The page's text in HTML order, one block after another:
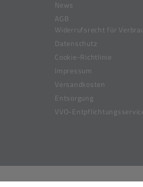
News
AGB
Widerrufsrecht für
Datenschutz
Cookie-Richtlinie
Impressum
Versandkosten
Entsorgung
VVO-
Verpackungen GmbH, Member of the